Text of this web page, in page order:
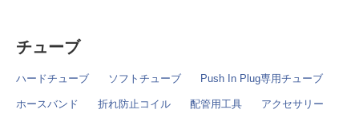
OD 9.8 - 12.3 mm（OD 7/16）
サイズ指定無し
チューブ
ハードチューブ ソフトチューブ Push In Plug専用チューブ
ホースバンド 折れ防止コイル 配管用工具 アクセサリー